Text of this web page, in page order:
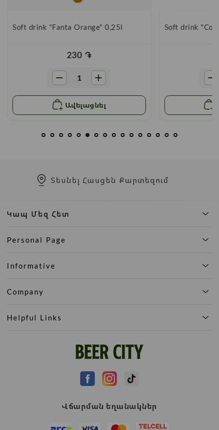
Soft drink "Fanta Orange" 0,25l
230 ֏
Ավելացնել
Soft drink
Տեսնել Հասցեն Քարտեզում
Կապ Մեզ Հետ
Personal Page
Informative
Company
Helpful Links
Վճարման եղանակներ